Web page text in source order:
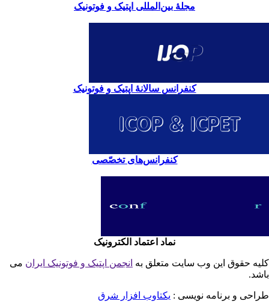
مجلۀ بین‌المللی اپتیک و فوتونیک
کنفرانس سالانۀ اپتیک و فوتونیک
کنفرانس‌های تخصّصی
نماد اعتماد الکترونیک
حقوق این وب سایت متعلق بهانجمن اپتیک و فوتونیک ایران می
و برنامه نویسی : یکتاوب افزار شرق